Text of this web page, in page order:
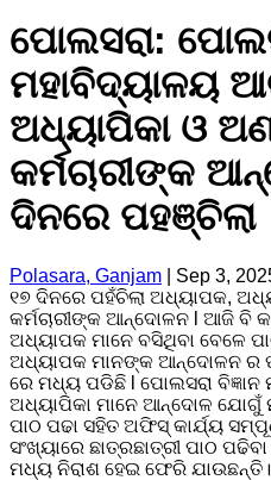
ପୋଲସରା:
ମହାବିଦ୍ୟାଳୟ
ଅଧ୍ୟାପିକା ଓ
କର୍ମଚାରୀଙ୍କ
ଦିନରେ ପହଞ୍ଚିଲା
Polasara, Ganjam
Sep 3,
୧୭ ଦିନରେ ପହଁଚିଲା ଅଧ୍ୟାପକ,
କର୍ମଚାରୀଙ୍କ ଆନ୍ଦୋଳନ l ଆଜି ବି
ଅଧ୍ୟାପକ ମାନେ ବସିଥିବା ବେଳେ
ଅଧ୍ୟାପକ ମାନଙ୍କ ଆନ୍ଦୋଳନ ର
ରେ ମଧ୍ୟ ପଡିଛି l ପୋଲସରା
ଅଧ୍ୟାପିକା ମାନେ ଆନ୍ଦୋଳ ଯୋଗୁଁ
ପାଠ ପଢା ସହିତ ଅଫିସ୍ କାର୍ଯ୍ୟ
ସଂଖ୍ୟାରେ ଛାତ୍ରଛାତ୍ରୀ ପାଠ
ମଧ୍ୟ ନିରାଶ ହେଇ ଫେରି ଯାଉଛନ୍ତି।